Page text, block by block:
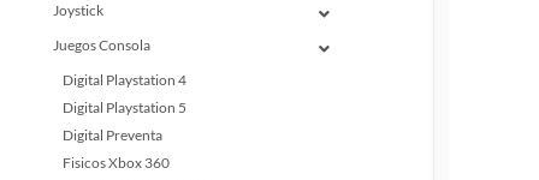
Joystick
Juegos Consola
Digital Playstation 4
Digital Playstation 5
Digital Preventa
Fisicos Xbox 360